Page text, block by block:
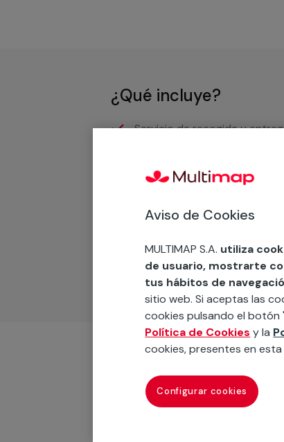
¿Qué incluye?
Servicio de recogida y
Recuerda que en
materiales, equipamientos,
cuando te llamemos.
En los casos donde se
Aviso de Cookies
MULTIMAP S.A. utiliza
de usuario, mostrarte
tus hábitos de
sitio web. Si aceptas las
cookies pulsando el botón
Política de Cookies y la
cookies, presentes en esta
Configurar cookies